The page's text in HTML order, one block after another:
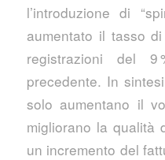
l’introduzione di
aumentato il tasso
registrazioni del 9
precedente. In
solo aumentano il
migliorano la qualità
un incremento del